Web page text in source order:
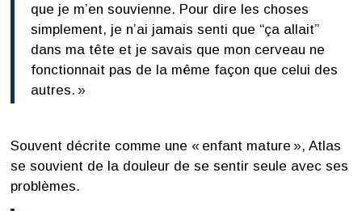
que je m’en souvienne. Pour dire les choses
simplement, je n’ai jamais senti que “ça allait”
dans ma tête et je savais que mon cerveau ne
fonctionnait pas de la même façon que celui des
autres. »
Souvent décrite comme une « enfant mature », Atlas
se souvient de la douleur de se sentir seule avec ses
problèmes.